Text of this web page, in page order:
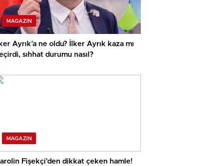
MAGAZIN
Ayrık’a ne oldu? İlker Ayrık kaza mı
sıhhat durumu nasıl?
MAGAZIN
Fişekçi’den dikkat çeken hamle!